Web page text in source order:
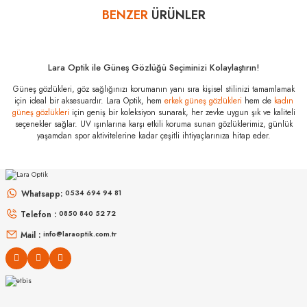
hatası aldığınız durumda bankanızla irtibata geçip aksesuar
Versace VE 2252
147187 63
Özellikleri
Marka
:
Versace
Yorum Yaz
BENZERÜRÜNLER
Rb 2230 902/51 51
%45 12.723₺ 6.998₺
Lara Optik ile Güneş Gözlüğü Seçiminizi Kolaylaştırın!
Güneş gözlükleri, göz sağlığınızı korumanın yanı sıra kişisel stilinizi tamamlamak
için ideal bir aksesuardır. Lara Optik, hem erkek güneş gözlükleri hem de kadın
güneş gözlükleri için geniş bir koleksiyon sunarak, her zevke uygun şık ve kaliteli
seçenekler sağlar. UV ışınlarına karşı etkili koruma sunan gözlüklerimiz, günlük
yaşamdan spor aktivitelerine kadar çeşitli ihtiyaçlarınıza hitap eder.
Whatsapp: 0534 694 94 81
Telefon : 0850 840 52 72
Mail : info@laraoptik.com.tr